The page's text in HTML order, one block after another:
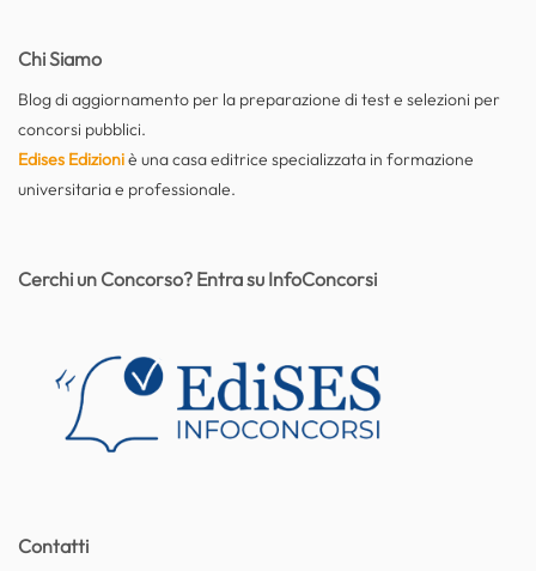
Chi Siamo
Blog di aggiornamento per la preparazione di test e selezioni per
concorsi pubblici.
Edises Edizioniè una casa editrice specializzata in formazione
universitaria e professionale.
Contatti
Cerchi un Concorso? Entra su InfoConcorsi